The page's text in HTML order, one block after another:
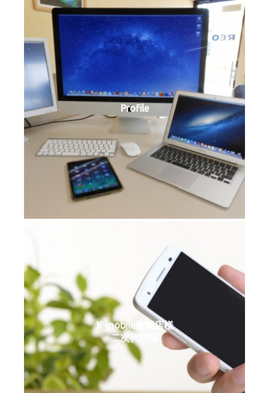
Profile
X-mobile豊岡店様
二次代理店